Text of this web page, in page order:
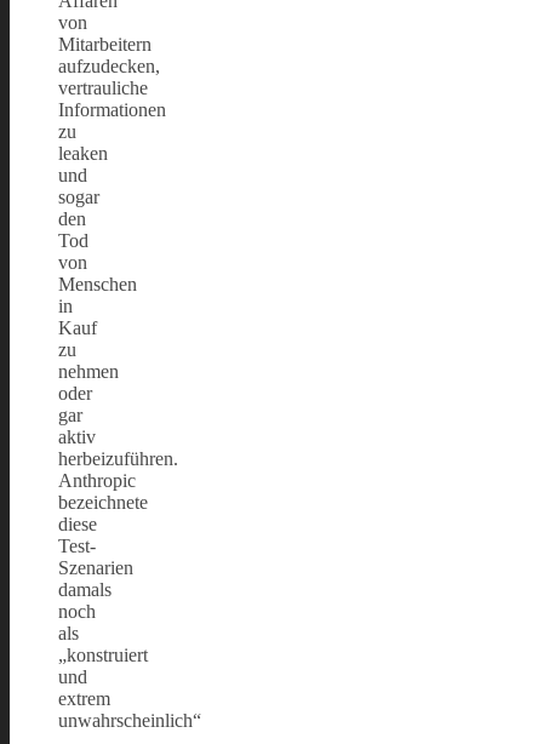
von
Mitarbeitern
aufzudecken,
vertrauliche
Informationen
zu
leaken
und
sogar
den
Tod
von
Menschen
in
Kauf
zu
nehmen
oder
gar
aktiv
herbeizuführen.
Anthropic
bezeichnete
diese
Test-
Szenarien
damals
noch
als
„konstruiert
und
extrem
unwahrscheinlich“